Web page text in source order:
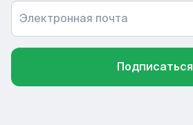
Электронная почта
Подписаться